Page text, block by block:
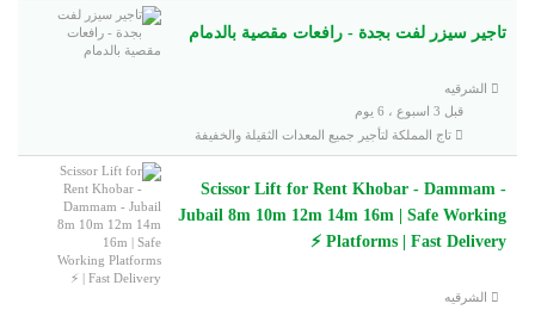
تاجير سيزر لفت بجدة - رافعات مقصية بالدمام
الشرقيه
قبل 3 اسبوع ، 6 يوم
تاج المملكة لتأجير جميع المعدات الثقيلة والخفيفة
Scissor Lift for Rent Khobar - Dammam -
Jubail 8m 10m 12m 14m 16m | Safe Working
Platforms | Fast Delivery ⚡
الشرقيه